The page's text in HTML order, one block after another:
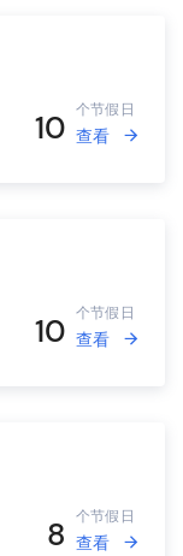
10 个节假日
查看
10 个节假日
查看
8 个节假日
查看